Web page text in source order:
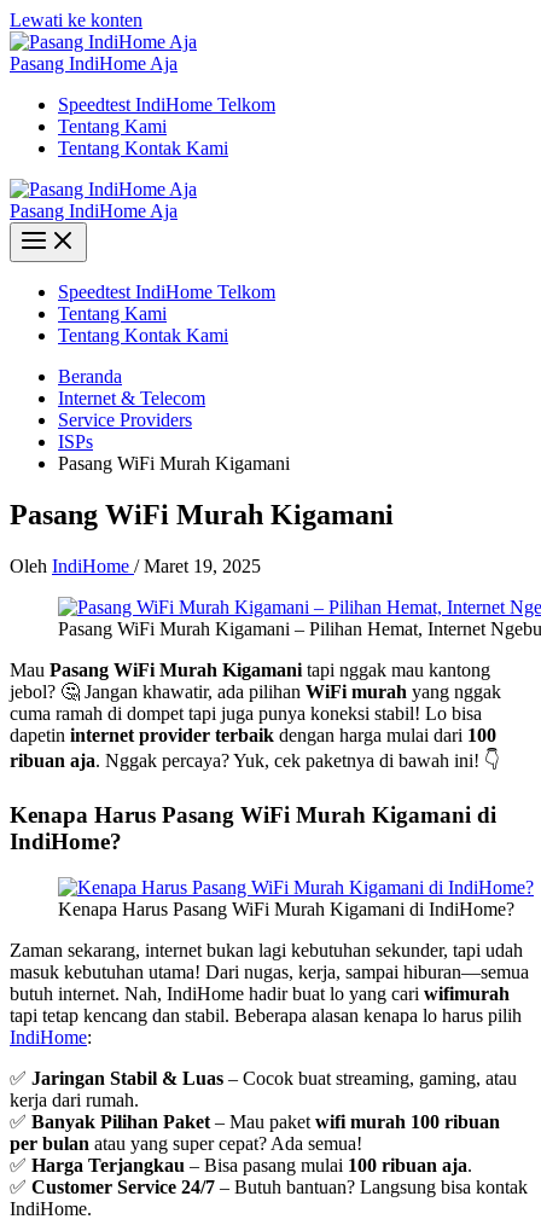
Lewati ke konten
Pasang IndiHome Aja
Speedtest IndiHome Telkom
Tentang Kami
Tentang Kontak Kami
Pasang IndiHome Aja
Speedtest IndiHome Telkom
Tentang Kami
Tentang Kontak Kami
Beranda
Internet & Telecom
Service Providers
ISPs
Pasang WiFi Murah Kigamani
Pasang WiFi Murah Kigamani
Oleh IndiHome /Maret 19, 2025
Pasang WiFi Murah Kigamani – Pilihan Hemat, Internet
Mau Pasang WiFi Murah Kigamani tapi nggak mau kantong
jebol? 🤔 Jangan khawatir, ada pilihan WiFi murah yang nggak
cuma ramah di dompet tapi juga punya koneksi stabil! Lo bisa
dapetin internet provider terbaik dengan harga mulai dari 100
ribuan aja. Nggak percaya? Yuk, cek paketnya di bawah ini! 👇
Kenapa Harus Pasang WiFi Murah Kigamani di
IndiHome?
Kenapa Harus Pasang WiFi Murah Kigamani di IndiHome?
Zaman sekarang, internet bukan lagi kebutuhan sekunder, tapi udah
masuk kebutuhan utama! Dari nugas, kerja, sampai hiburan—semua
butuh internet. Nah, IndiHome hadir buat lo yang cari wifimurah
tapi tetap kencang dan stabil. Beberapa alasan kenapa lo harus pilih
IndiHome:
✅ Jaringan Stabil & Luas – Cocok buat streaming, gaming, atau
kerja dari rumah.
✅ Banyak Pilihan Paket – Mau paket wifi murah 100 ribuan
per bulan atau yang super cepat? Ada semua!
✅ Harga Terjangkau – Bisa pasang mulai 100 ribuan aja.
✅ Customer Service 24/7 – Butuh bantuan? Langsung bisa kontak
IndiHome.